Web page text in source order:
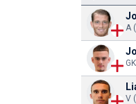
A
GK
V